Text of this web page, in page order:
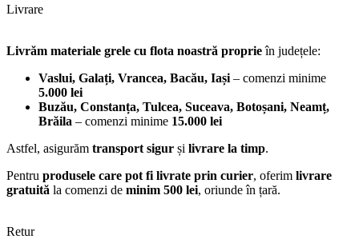
Livrare
Livrăm materiale grele cu flota noastră proprieîn județele:
Vaslui, Galați, Vrancea, Bacău, Iași– comenzi minime
5.000 lei
Buzău, Constanța, Tulcea, Suceava, Botoșani, Neamț,
Brăila – comenzi minime 15.000 lei
Astfel, asigurăm transport sigur și livrare la timp.
Pentru produsele care pot fi livrate prin curier, oferim livrare
gratuită la comenzi de minim 500 lei, oriunde în țară.
Retur